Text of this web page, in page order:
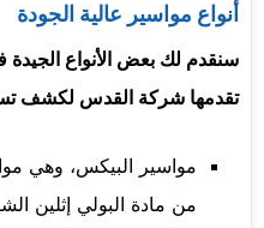
أنواع مواسير عالية الجودة
سنقدم لك بعض الأنواع الجيدة
تقدمها شركة القدس لكشف
مواسير البيكس، وهي